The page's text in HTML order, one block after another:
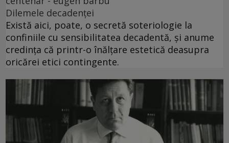
Dilemele decadenței
Există aici, poate, o secretă soteriologie la
confiniile cu sensibilitatea decadentă, și anume
credința că printr-o înălțare estetică deasupra
oricărei etici contingente.